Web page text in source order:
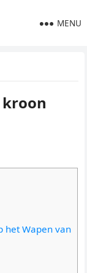
MENU
kroon
het Wapen van